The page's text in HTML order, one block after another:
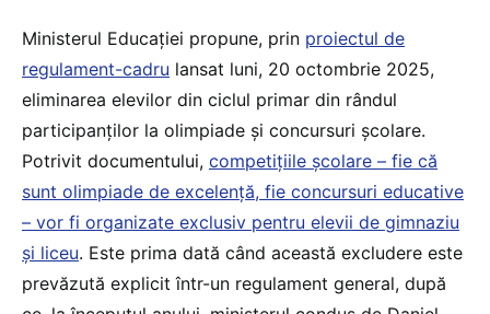
Ministerul Educației propune, prin proiectul de
regulament-cadru lansat luni, 20 octombrie 2025,
eliminarea elevilor din ciclul primar din rândul
participanților la olimpiade și concursuri școlare.
Potrivit documentului, competițiile școlare – fie că
sunt olimpiade de excelență, fie concursuri educative
– vor fi organizate exclusiv pentru elevii de gimnaziu
și liceu. Este prima dată când această excludere este
prevăzută explicit într-un regulament general, după